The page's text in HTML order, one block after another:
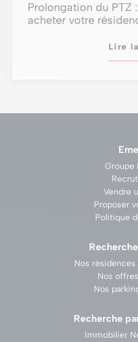
Prolongation du PTZ
acheter votre
Lire
Groupe
Vendre
Proposer
Politique
Nos
Nos
Nos
Recherche
Immobilier